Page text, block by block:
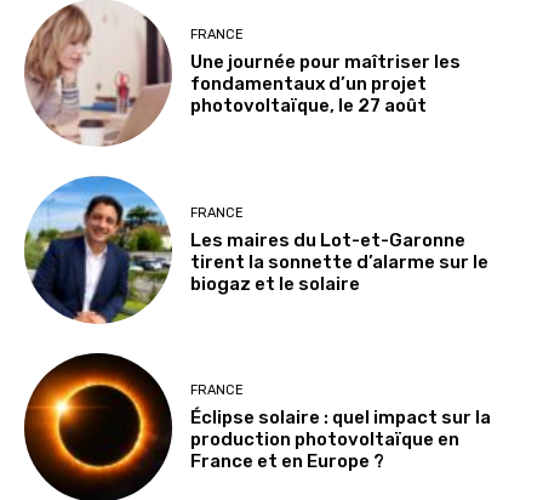
FRANCE
Une journée pour maîtriser les
fondamentaux d’un projet
photovoltaïque, le 27 août
FRANCE
Les maires du Lot-et-Garonne
tirent la sonnette d’alarme sur le
biogaz et le solaire
FRANCE
Éclipse solaire : quel impact sur la
production photovoltaïque en
France et en Europe ?